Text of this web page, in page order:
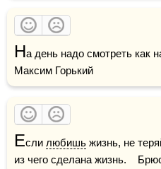
На день надо смотреть как
Максим Горький
Если любишь жизнь, не
из чего сделана жизнь.